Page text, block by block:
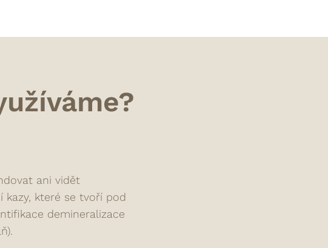
ani vidět
kazy, které se tvoří pod
demineralizace